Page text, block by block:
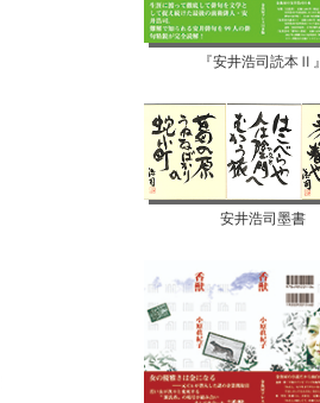
『安井浩司読本Ⅱ』
安井浩司墨書